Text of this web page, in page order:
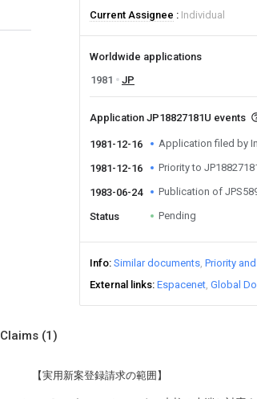
Current Assignee
Individual
Worldwide applications
1981
JP
Application JP18827181U events
1981-12-16 Application filed by
1981-12-16 Priority to
1983-06-24 Publication of
Status Pending
Info Similar documents Priority
External links Espacenet Global
Claims (1)
【実用新案登録請求の範囲】